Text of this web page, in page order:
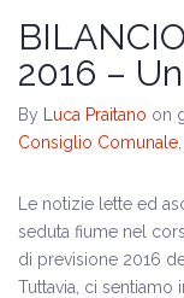
Amministrative
2016 –
By Luca Praitano on
Consiglio Comunale
Le notizie lette ed
seduta fiume nel
di previsione 2016
Tuttavia, ci